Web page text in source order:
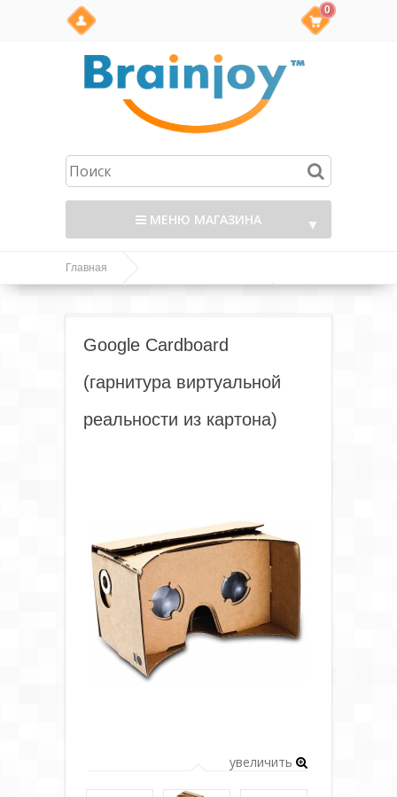
0
МЕНЮ МАГАЗИНА ▼
Главная
Google Cardboard
(гарнитура виртуальной
реальности из картона)
увеличить